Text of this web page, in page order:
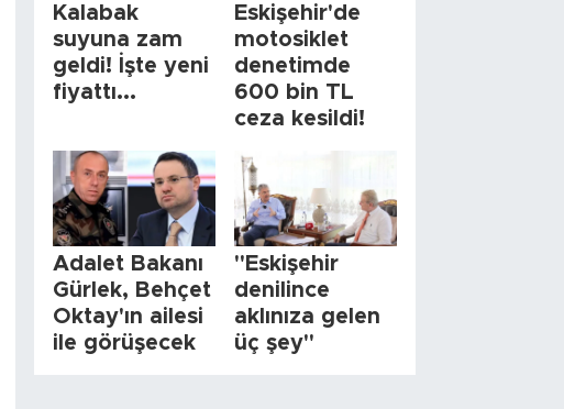
Kalabak
suyuna zam
geldi! İşte yeni
fiyattı...
Eskişehir'de
motosiklet
denetimde
600 bin TL
ceza kesildi!
Adalet Bakanı
Gürlek, Behçet
Oktay'ın ailesi
ile görüşecek
"Eskişehir
denilince
aklınıza gelen
üç şey"